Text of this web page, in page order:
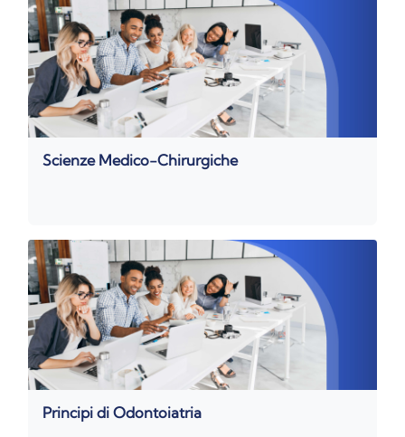
Scienze Medico-Chirurgiche
Principi di Odontoiatria